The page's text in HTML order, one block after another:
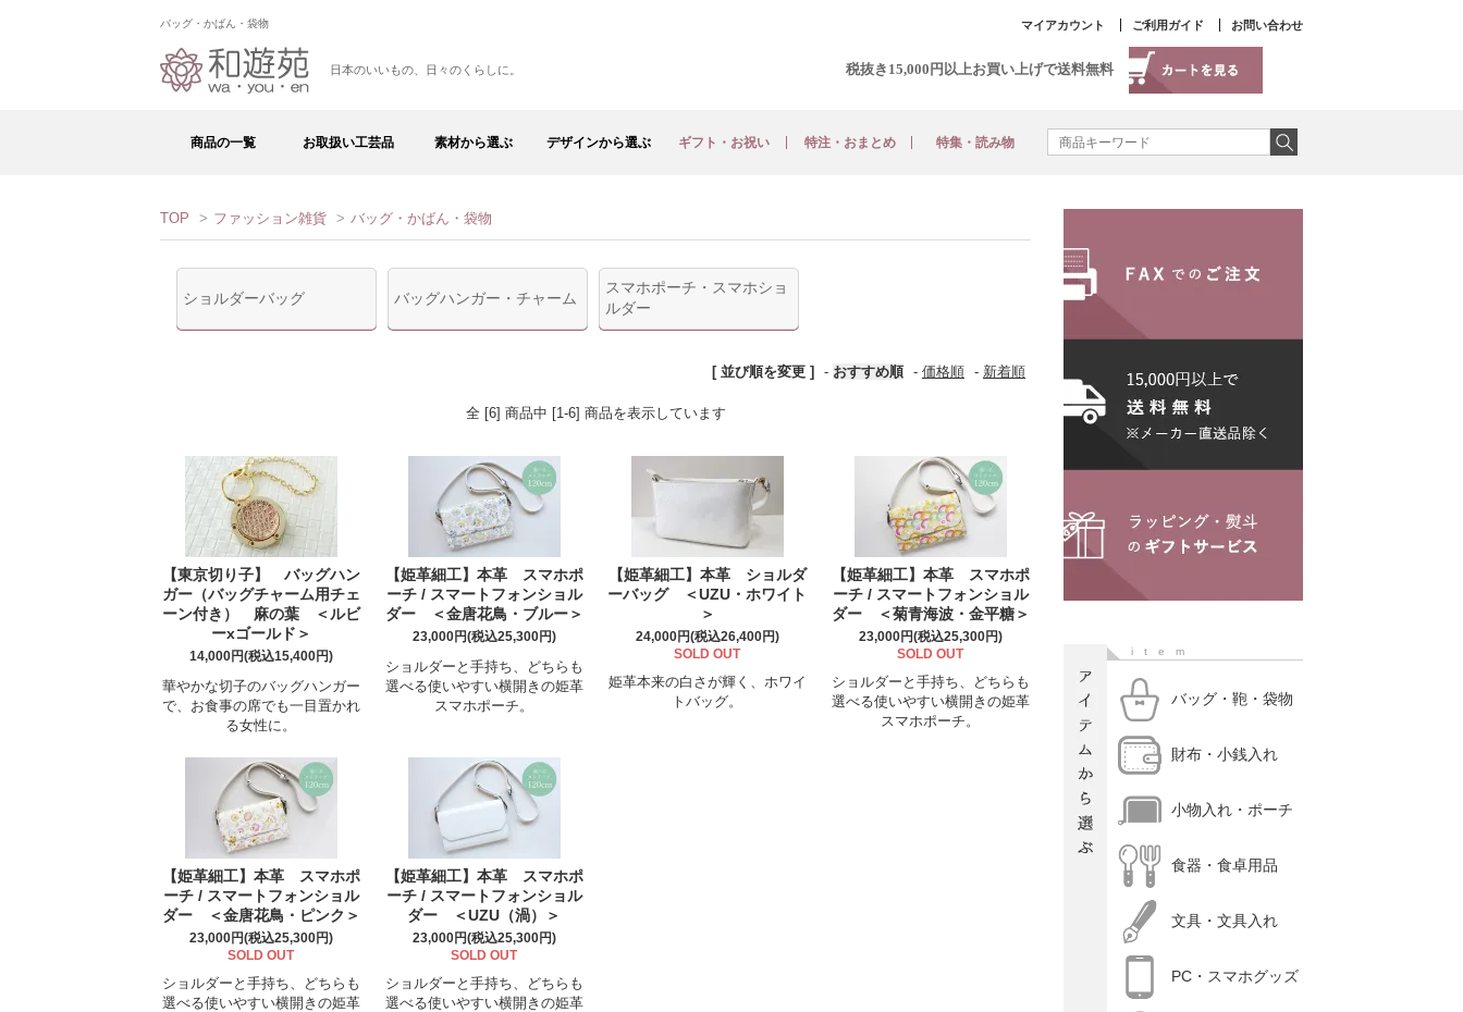
バッグ・かばん・袋物 マイアカウント ご利用ガイド お問い合わせ
日本のいいもの、日々のくらしに。 税抜き15,000円以上お買い上げで送料無料
商品の一覧 お取扱い工芸品 素材から選ぶ デザインから選ぶ ギフト・お祝い 特注・おまとめ 特集・読み物
TOP > ファッション雑貨 > バッグ・かばん・袋物
ショルダーバッグ バッグハンガー・チャーム
スマホポーチ・スマホショ
ルダー
[ 並び順を変更 ] - おすすめ順 - 価格順 - 新着順
全 [6] 商品中 [1-6] 商品を表示しています
【東京切り子】 バッグハン
ガー（バッグチャーム用チェ
ーン付き） 麻の葉 ＜ルビ
ーxゴールド＞
14,000円(税込15,400円)
華やかな切子のバッグハンガー
で、お食事の席でも一目置かれ
る女性に。
【姫革細工】本革 スマホポ
ーチ / スマートフォンショル
ダー ＜金唐花鳥・ブルー＞
23,000円(税込25,300円)
ショルダーと手持ち、どちらも
選べる使いやすい横開きの姫革
スマホポーチ。
【姫革細工】本革 ショルダ
ーバッグ ＜UZU・ホワイト
＞
24,000円(税込26,400円)
SOLD OUT
姫革本来の白さが輝く、ホワイ
トバッグ。
【姫革細工】本革 スマホポ
ーチ / スマートフォンショル
ダー ＜菊青海波・金平糖＞
23,000円(税込25,300円)
SOLD OUT
ショルダーと手持ち、どちらも
選べる使いやすい横開きの姫革
スマホポーチ。
【姫革細工】本革 スマホポ
ーチ / スマートフォンショル
ダー ＜金唐花鳥・ピンク＞
23,000円(税込25,300円)
SOLD OUT
ショルダーと手持ち、どちらも
選べる使いやすい横開きの姫革
【姫革細工】本革 スマホポ
ーチ / スマートフォンショル
ダー ＜UZU（渦）＞
23,000円(税込25,300円)
SOLD OUT
ショルダーと手持ち、どちらも
選べる使いやすい横開きの姫革
item
バッグ・鞄・袋物
財布・小銭入れ
小物入れ・ポーチ
食器・食卓用品
文具・文具入れ
PC・スマホグッズ